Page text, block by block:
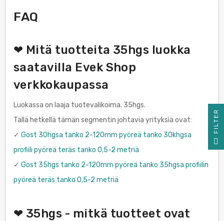
FAQ
❤ Mitä tuotteita 35hgs luokka
saatavilla Evek Shop
verkkokaupassa
Luokassa on laaja tuotevalikoima. 35hgs.
Tällä hetkellä tämän segmentin johtavia yrityksiä ovat:
✓ Gost 30hgsa tanko 2-120mm pyöreä tanko 30khgsa
profiili pyöreä teräs tanko 0,5-2 metriä
✓ Gost 35hgs tanko 2-120mm pyöreä tanko 35hgsa profiilin
pyöreä teräs tanko 0,5-2 metriä
❤ 35hgs - mitkä tuotteet ovat
R